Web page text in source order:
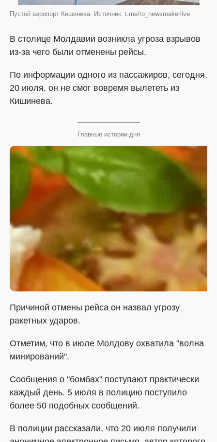
Пустой аэропорт Кишинева. Источник: t.me/ro_newsmakerlive
В столице Молдавии возникла угроза взрывов
из-за чего были отменены рейсы.
По информации одного из пассажиров, сегодня,
20 июля, он не смог вовремя вылететь из
Кишинева.
Главные истории дня
Причиной отмены рейса он назвал угрозу
ракетных ударов.
Отметим, что в июле Молдову охватила "волна
минирований".
Сообщения о "бомбах" поступают практически
каждый день. 5 июля в полицию поступило
более 50 подобных сообщений.
В полиции рассказали, что 20 июля получили